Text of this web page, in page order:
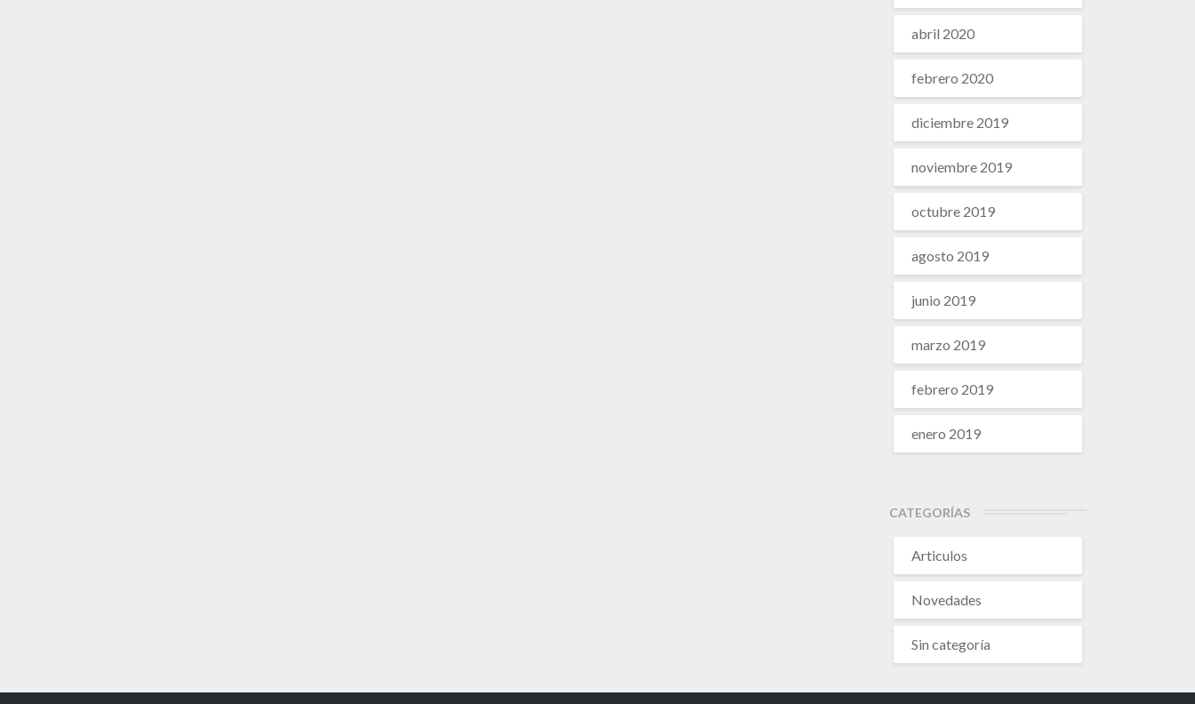
abril 2020
febrero 2020
diciembre 2019
noviembre 2019
octubre 2019
agosto 2019
junio 2019
marzo 2019
febrero 2019
enero 2019
CATEGORÍAS
Articulos
Novedades
Sin categoría